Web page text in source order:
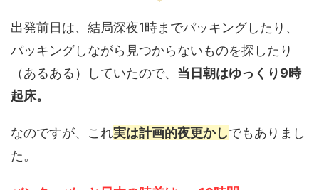
出発前日は、結局深夜1時までパッキングしたり、
パッキングしながら見つからないものを探したり
（あるある）していたので、 当日朝はゆっくり9時
起床。
なのですが、これ実は計画的夜更かしでもありまし
た。